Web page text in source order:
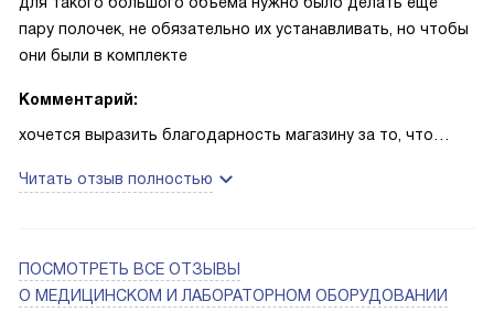
пару полочек, не обязательно их устанавливать, но чтобы
они были в комплекте
Комментарий:
хочется выразить благодарность магазину за то, что
все вопросы, даже узко специальные, все старались
быстро и четко! Большое спасибо!
Читать отзыв полностью
ПОСМОТРЕТЬ ВСЕ ОТЗЫВЫ
О МЕДИЦИНСКОМ И ЛАБОРАТОРНОМ ОБОРУДОВАНИИ